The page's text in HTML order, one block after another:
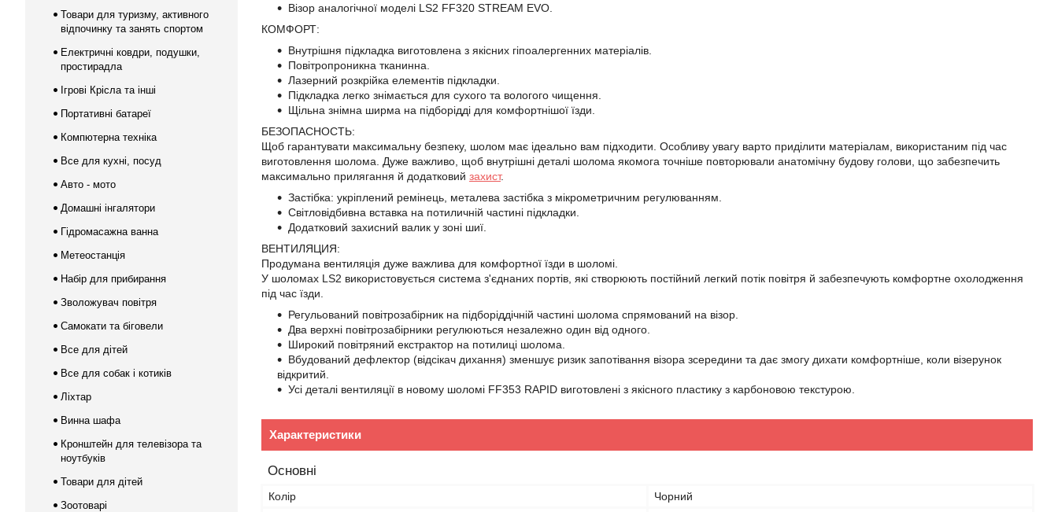
Візор аналогічної моделі LS2 FF320 STREAM EVO.
КОМФОРТ:
Внутрішня підкладка виготовлена з якісних гіпоалергенних матеріалів.
Повітропроникна тканинна.
Лазерний розкрійка елементів підкладки.
Підкладка легко знімається для сухого та вологого чищення.
Щільна знімна ширма на підборідді для комфортнішої їзди.
БЕЗОПАСНОСТЬ:
Щоб гарантувати максимальну безпеку, шолом має ідеально вам підходити. Особливу увагу варто приділити матеріалам, використаним під час
виготовлення шолома. Дуже важливо, щоб внутрішні деталі шолома якомога точніше повторювали анатомічну будову голови, що забезпечить
максимально прилягання й додатковий захист.
Застібка: укріплений ремінець, металева застібка з мікрометричним регулюванням.
Світловідбивна вставка на потиличній частині підкладки.
Додатковий захисний валик у зоні шиї.
ВЕНТИЛЯЦИЯ:
Продумана вентиляція дуже важлива для комфортної їзди в шоломі.
У шоломах LS2 використовується система з'єднаних портів, які створюють постійний легкий потік повітря й забезпечують комфортне охолодження
під час їзди.
Регульований повітрозабірник на підборіддічній частині шолома спрямований на візор.
Два верхні повітрозабірники регулюються незалежно один від одного.
Широкий повітряний екстрактор на потилиці шолома.
Вбудований дефлектор (відсікач дихання) зменшує ризик запотівання візора зсередини та дає змогу дихати комфортніше, коли візерунок
відкритий.
Усі деталі вентиляції в новому шоломі FF353 RAPID виготовлені з якісного пластику з карбоновою текстурою.
Характеристики
Основні
Колір
Чорний
Товари для туризму, активного
відпочинку та занять спортом
Електричні ковдри, подушки,
простирадла
Ігрові Крісла та інші
Портативні батареї
Компютерна техніка
Все для кухні, посуд
Авто - мото
Домашні інгалятори
Гідромасажна ванна
Метеостанція
Набір для прибирання
Зволожувач повітря
Самокати та біговели
Все для дітей
Все для собак і котиків
Ліхтар
Винна шафа
Кронштейн для телевізора та
ноутбуків
Товари для дітей
Зоотоварі